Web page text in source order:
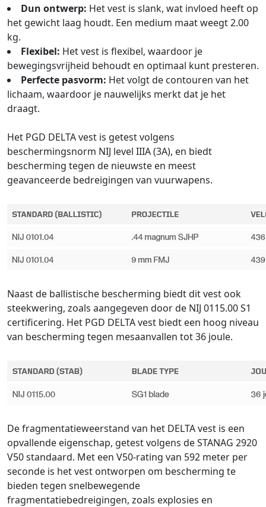
Dun ontwerp: Het vest is slank, wat invloed heeft op
het gewicht laag houdt. Een medium maat weegt 2.00
kg.
Flexibel: Het vest is flexibel, waardoor je
bewegingsvrijheid behoudt en optimaal kunt presteren.
Perfecte pasvorm: Het volgt de contouren van het
lichaam, waardoor je nauwelijks merkt dat je het
draagt.
Het PGD DELTA vest is getest volgens
beschermingsnorm NIJ level IIIA (3A), en biedt
bescherming tegen de nieuwste en meest
geavanceerde bedreigingen van vuurwapens.
Naast de ballistische bescherming biedt dit vest ook
steekwering, zoals aangegeven door de NIJ 0115.00 S1
certificering. Het PGD DELTA vest biedt een hoog niveau
van bescherming tegen mesaanvallen tot 36 joule.
De fragmentatieweerstand van het DELTA vest is een
opvallende eigenschap, getest volgens de STANAG 2920
V50 standaard. Met een V50-rating van 592 meter per
seconde is het vest ontworpen om bescherming te
bieden tegen snelbewegende
fragmentatiebedreigingen, zoals explosies en